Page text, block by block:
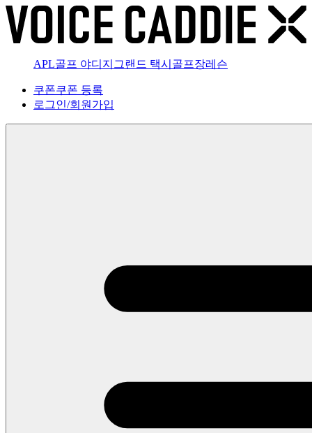
APL골프 야디지 그랜드 택시 골프장레슨
쿠폰쿠폰 등록
로그인/회원가입